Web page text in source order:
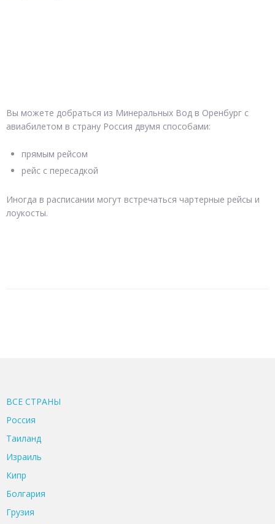
Вы можете добраться из Минеральных Вод в Оренбург с
авиабилетом в страну Россия двумя способами:
прямым рейсом
рейс с пересадкой
Иногда в расписании могут встречаться чартерные рейсы и
лоукосты.
ВСЕ CТРАНЫ
Россия
Таиланд
Израиль
Кипр
Болгария
Грузия